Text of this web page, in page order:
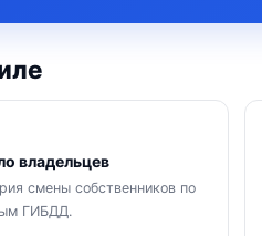
владельцев
смены собственников по
ГИБДД.